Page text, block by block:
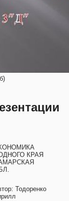
КРАЯ
Тодоренко